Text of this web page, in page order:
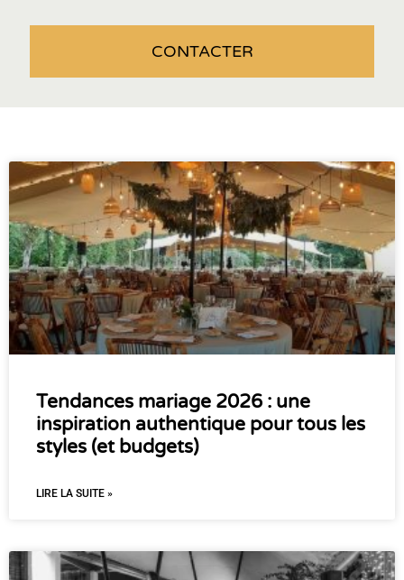
CONTACTER
Tendances mariage 2026 : une
inspiration authentique pour tous les
styles (et budgets)
LIRE LA SUITE »